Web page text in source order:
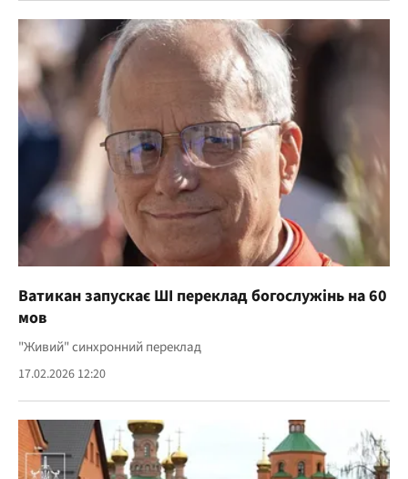
Ватикан запускає ШІ переклад богослужінь на 60
мов
"Живий" синхронний переклад
17.02.2026 12:20